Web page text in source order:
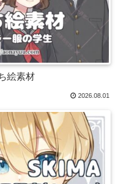
絵素材
2026.08.01